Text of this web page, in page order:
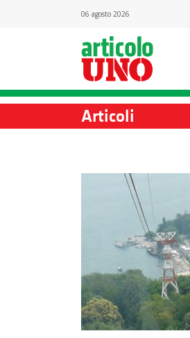
06 agosto 2026
Articoli